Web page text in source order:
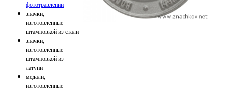
фототравлении
значки,
изготовленные
штамповкой из стали
значки,
изготовленные
штамповкой из
латуни
медали,
изготовленные